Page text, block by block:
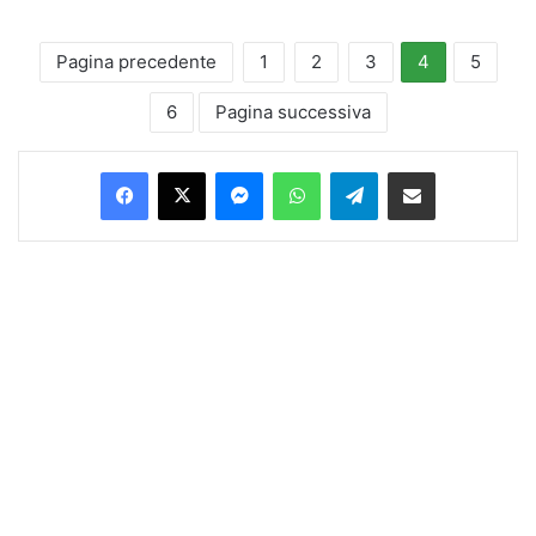
Pagina precedente 1 2 3 4 5
6 Pagina successiva
Facebook
X MessengerWhatsAppTelegramCondividi via Email